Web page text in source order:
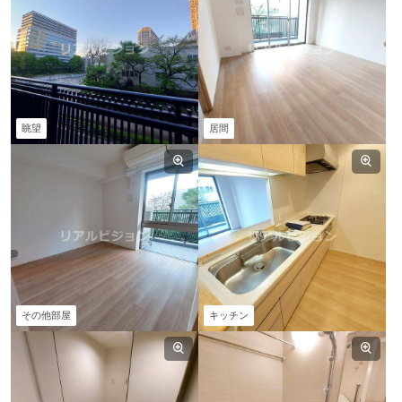
眺望 居間
その他部屋 キッチン